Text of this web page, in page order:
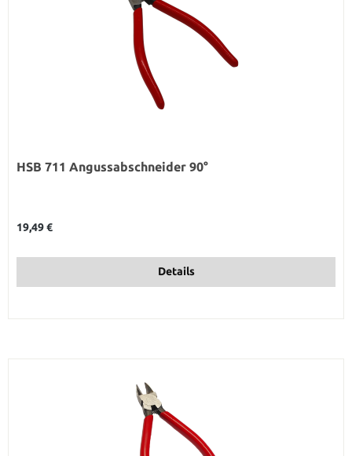
HSB 711 Angussabschneider 90°
19,49 €
Details